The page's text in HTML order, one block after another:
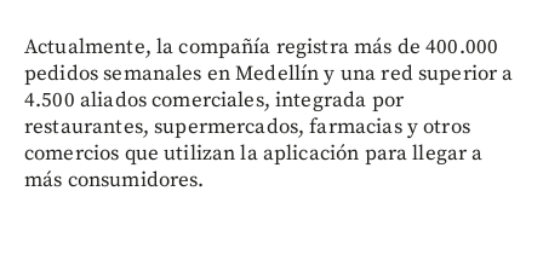
Actualmente, la compañía registra más de 400.000
pedidos semanales en Medellín y una red superior a
4.500 aliados comerciales, integrada por
restaurantes, supermercados, farmacias y otros
comercios que utilizan la aplicación para llegar a
más consumidores.